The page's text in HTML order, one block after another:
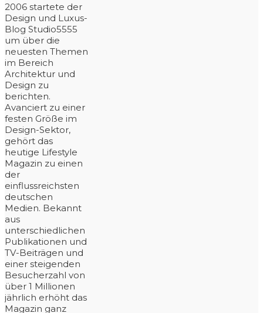
2006 startete der
Design und Luxus-
Blog Studio5555
um über die
neuesten Themen
im Bereich
Architektur und
Design zu
berichten.
Avanciert zu einer
festen Größe im
Design-Sektor,
gehört das
heutige Lifestyle
Magazin zu einen
der
einflussreichsten
deutschen
Medien. Bekannt
aus
unterschiedlichen
Publikationen und
TV-Beiträgen und
einer steigenden
Besucherzahl von
über 1 Millionen
jährlich erhöht das
Magazin ganz